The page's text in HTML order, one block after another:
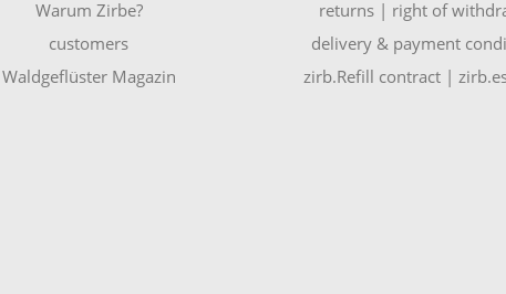
returns | right of
delivery & payment
zirb.Refill contract |
Warum Zirbe?
customers
Waldgeflüster Magazin